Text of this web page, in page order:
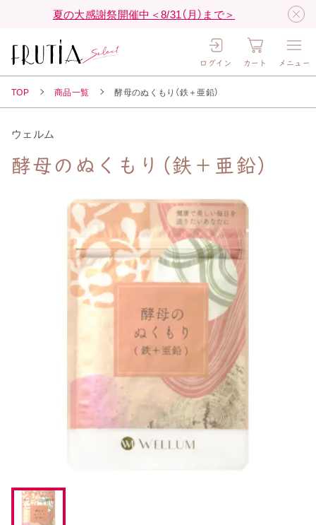
夏の大感謝祭開催中＜8/31（月）まで＞
ログイン カート メニュー
TOP 商品一覧 酵母のぬくもり（鉄＋亜鉛）
ウェルム
酵母のぬくもり（鉄＋亜鉛）